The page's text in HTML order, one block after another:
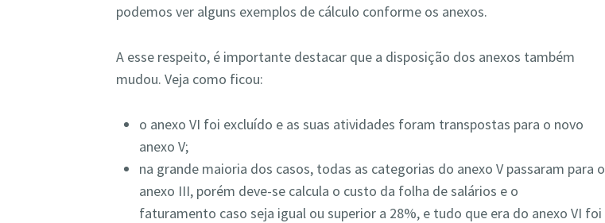
podemos ver alguns exemplos de cálculo conforme os anexos.
A esse respeito, é importante destacar que a disposição dos anexos também
mudou. Veja como ficou:
o anexo VI foi excluído e as suas atividades foram transpostas para o novo
anexo V;
na grande maioria dos casos, todas as categorias do anexo V passaram para o
anexo III, porém deve-se calcula o custo da folha de salários e o
faturamento caso seja igual ou superior a 28%, e tudo que era do anexo VI foi